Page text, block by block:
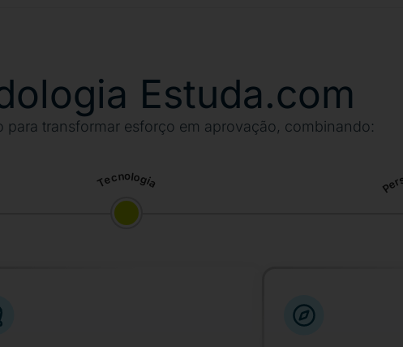
Estuda.com
para transformar esforço em aprovação, combinando:
Tecnologia